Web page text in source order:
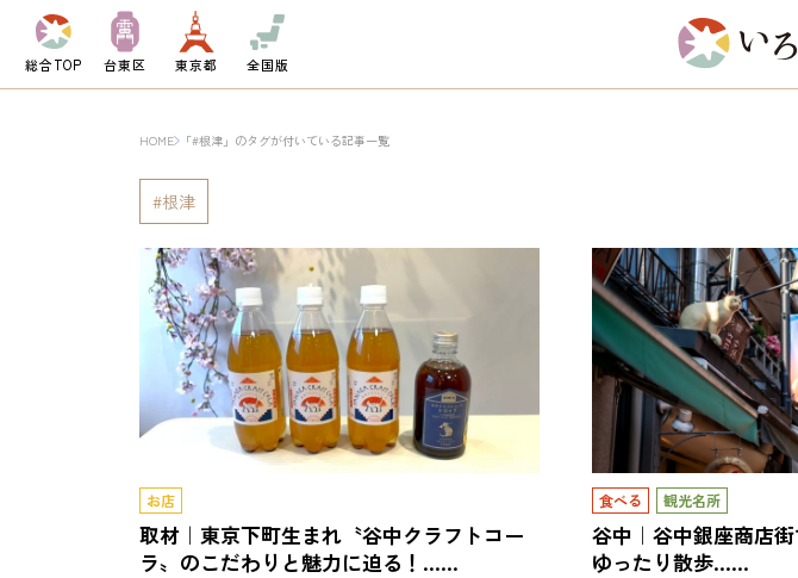
総合TOP 台東区 東京都 全国版
HOME 「#根津」のタグが付いている記事一覧
根津
お店
取材｜東京下町生まれ〝谷中クラフトコー
ラ〟のこだわりと魅力に迫る！……
食べる 観光名所
谷中｜谷中銀座商店街
ゆったり散歩……